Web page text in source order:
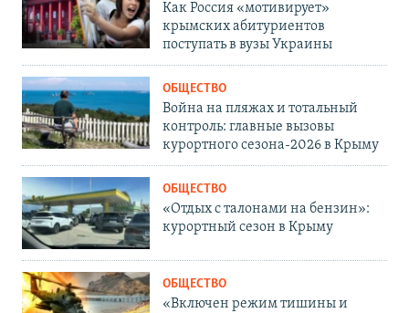
Как Россия «мотивирует»
крымских абитуриентов
поступать в вузы Украины
ОБЩЕСТВО
Война на пляжах и тотальный
контроль: главные вызовы
курортного сезона-2026 в Крыму
ОБЩЕСТВО
«Отдых с талонами на бензин»:
курортный сезон в Крыму
ОБЩЕСТВО
«Включен режим тишины и